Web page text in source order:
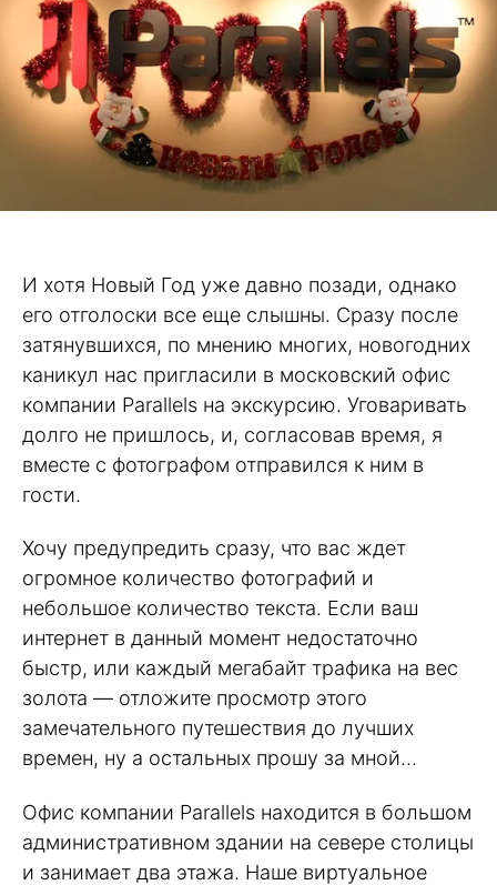
И хотя Новый Год уже давно позади, однако
его отголоски все еще слышны. Сразу после
затянувшихся, по мнению многих, новогодних
каникул нас пригласили в московский офис
компании Parallels на экскурсию. Уговаривать
долго не пришлось, и, согласовав время, я
вместе с фотографом отправился к ним в
гости.
Хочу предупредить сразу, что вас ждет
огромное количество фотографий и
небольшое количество текста. Если ваш
интернет в данный момент недостаточно
быстр, или каждый мегабайт трафика на вес
золота — отложите просмотр этого
замечательного путешествия до лучших
времен, ну а остальных прошу за мной…
Офис компании Parallels находится в большом
административном здании на севере столицы
и занимает два этажа. Наше виртуальное